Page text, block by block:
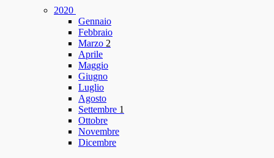
2020
Gennaio
Febbraio
Marzo 2
Aprile
Maggio
Giugno
Luglio
Agosto
Settembre 1
Ottobre
Novembre
Dicembre